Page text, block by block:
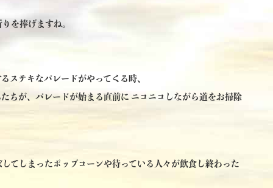
を捧げますね。
ステキなパレードがやってくる時、
ちが、パレードが始まる直前に ニコニコしながら道をお掃除
てしまったポップコーンや待っている人々が飲食し終わった